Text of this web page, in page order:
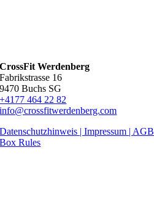
CrossFit Werdenberg
Fabrikstrasse 16
9470 Buchs SG
+4177 464 22 82
info@crossfitwerdenberg.com
Datenschutzhinweis | Impressum | AGB
Box Rules